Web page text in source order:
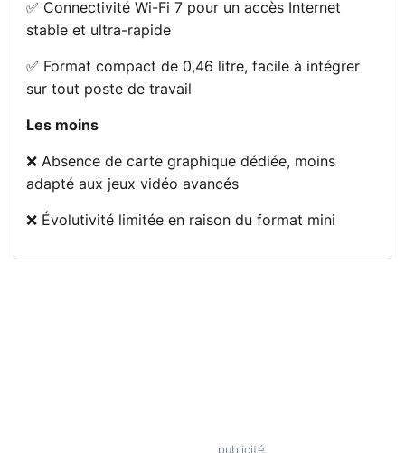
✅ Connectivité Wi-Fi 7 pour un accès Internet
stable et ultra-rapide
✅ Format compact de 0,46 litre, facile à intégrer
sur tout poste de travail
Les moins
❌ Absence de carte graphique dédiée, moins
adapté aux jeux vidéo avancés
❌ Évolutivité limitée en raison du format mini